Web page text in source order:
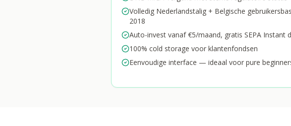
Volledig Nederlandstalig + Belgische
2018
Auto-invest vanaf €5/maand, gratis SEPA Instant
100% cold storage voor klantenfondsen
Eenvoudige interface — ideaal voor pure